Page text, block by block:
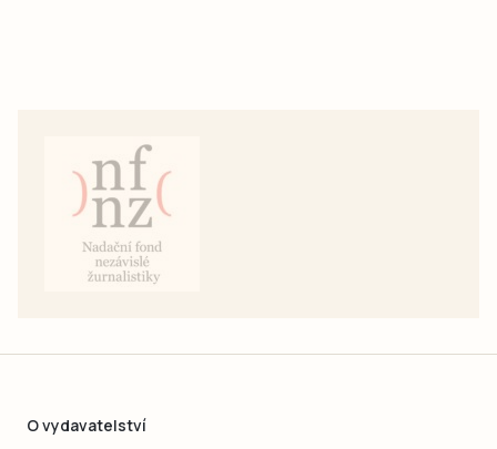
O vydavatelství